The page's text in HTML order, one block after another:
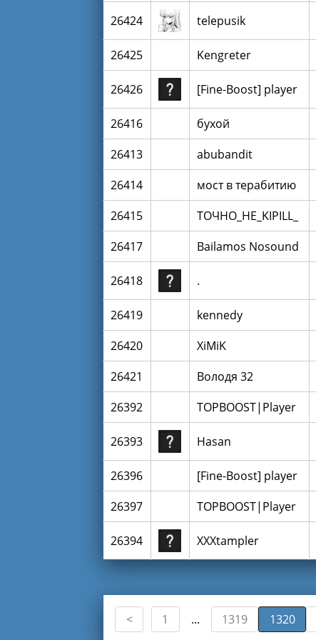
26424 telepusik
26425 Kengreter
26426 [Fine-Boost] player
26416 бухой
26413
abubandit
26414
мост в терабитию
26415
TOЧHO_HE_KIРILL_
26417
Bailamos Nosound
26418 .
26419 kennedy
26420
XiMiK
26421
Володя 32
26392
TOPBOOST|Player
26393 Hasan
26396 [Fine-Boost] player
26397
TOPBOOST|Player
26394 XXXtampler
1 1319 1320